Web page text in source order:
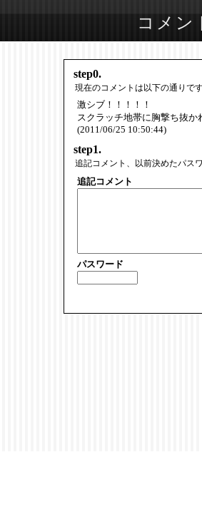
コメン
step0.
現在のコメントは以下の通りで
激シブ！！！！！
スクラッチ地帯に胸撃ち抜か
(2011/06/25 10:50:44)
step1.
追記コメント、以前決めたパス
追記コメント
パスワード